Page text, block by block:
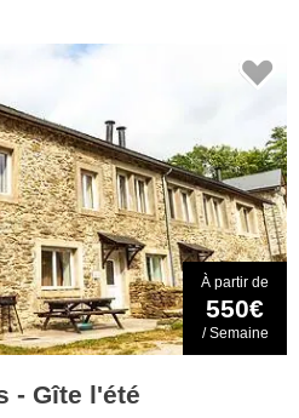
À partir de
550€
/ Semaine
- Gîte l'été